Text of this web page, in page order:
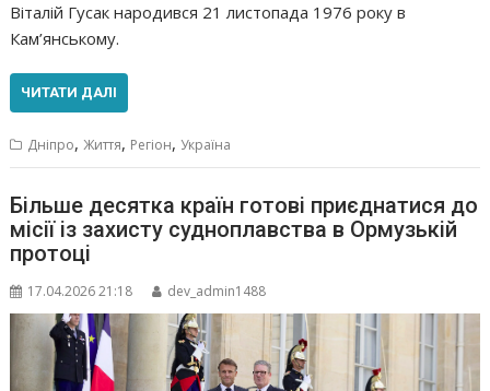
Віталій Гусак народився 21 листопада 1976 року в
Кам’янському.
ЧИТАТИ ДАЛІ
Дніпро,Життя, Регіон,Україна
Більше десятка країн готові приєднатися до
місії із захисту судноплавства в Ормузькій
протоці
17.04.2026 21:18 dev_admin1488